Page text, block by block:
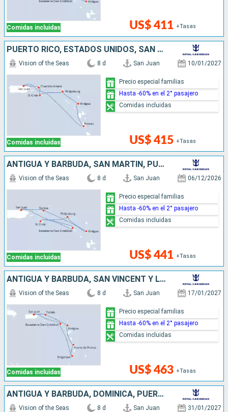
Comidas incluidas US$ 411 +Tasas
PUERTO RICO, ESTADOS UNIDOS, SAN MARTÍN, ANTIGUA Y BARBUDA, DOMINICA
Comidas incluidas
Vision of the Seas 8 d San Juan 10/01/2027
US$ 415 +Tasas
Precio especial familias
Hasta -60% en el 2° pasajero
Comidas incluidas
ANTIGUA Y BARBUDA, SAN MARTÍN, PUERTO RICO
Comidas incluidas
Vision of the Seas 8 d San Juan 06/12/2026
US$ 441 +Tasas
Precio especial familias
Hasta -60% en el 2° pasajero
Comidas incluidas
ANTIGUA Y BARBUDA, SAN VINCENT Y LAS GRANADINAS, PUERTO RICO
Comidas incluidas
Vision of the Seas 8 d San Juan 17/01/2027
US$ 463 +Tasas
Precio especial familias
Hasta -60% en el 2° pasajero
Comidas incluidas
ANTIGUA Y BARBUDA, DOMINICA, PUERTO RICO
Vision of the Seas 8 d San Juan 31/01/2027